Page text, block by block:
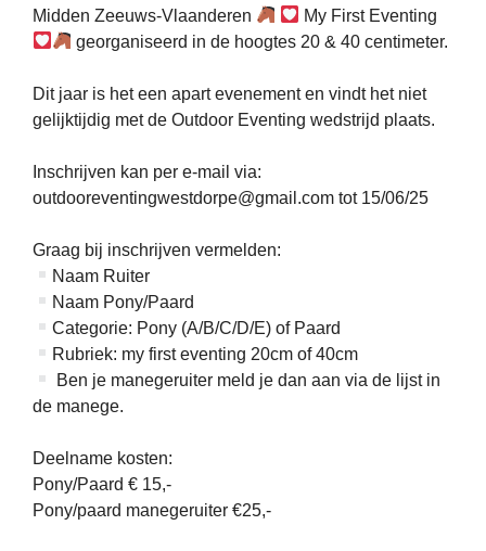
Midden Zeeuws-Vlaanderen
My First Eventing
georganiseerd in de hoogtes 20 & 40 centimeter.
Dit jaar is het een apart evenement en vindt het niet
gelijktijdig met de Outdoor Eventing wedstrijd plaats.
Inschrijven kan per e-mail via:
outdooreventingwestdorpe@gmail.com tot 15/06/25
Graag bij inschrijven vermelden:
Naam Ruiter
Naam Pony/Paard
Categorie: Pony (A/B/C/D/E) of Paard
Rubriek: my first eventing 20cm of 40cm
Ben je manegeruiter meld je dan aan via de lijst in
de manege.
Deelname kosten:
Pony/Paard ​​€ 15,-
Pony/paard manegeruiter €25,-